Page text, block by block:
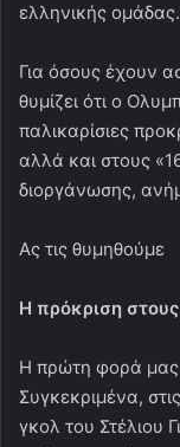
ελληνικής ομάδας.
Για όσους έχουν
θυμίζει ότι ο
παλικαρίσιες
αλλά και στους
διοργάνωσης,
Ας τις θυμηθούμε
Η πρόκριση
Η πρώτη φορά μας
Συγκεκριμένα,
γκολ του Στέλιου